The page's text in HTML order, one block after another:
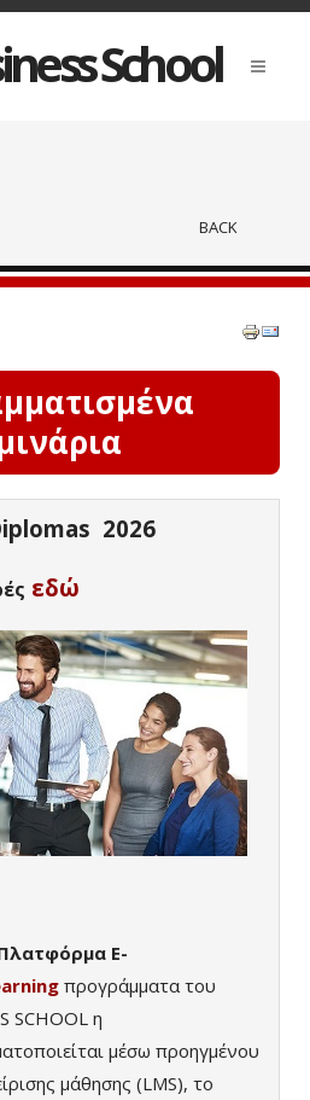
School
BACK
2026
εδώ
E-
προγράμματα του
SCHOOL η
μέσω προηγμένου
μάθησης (LMS), το